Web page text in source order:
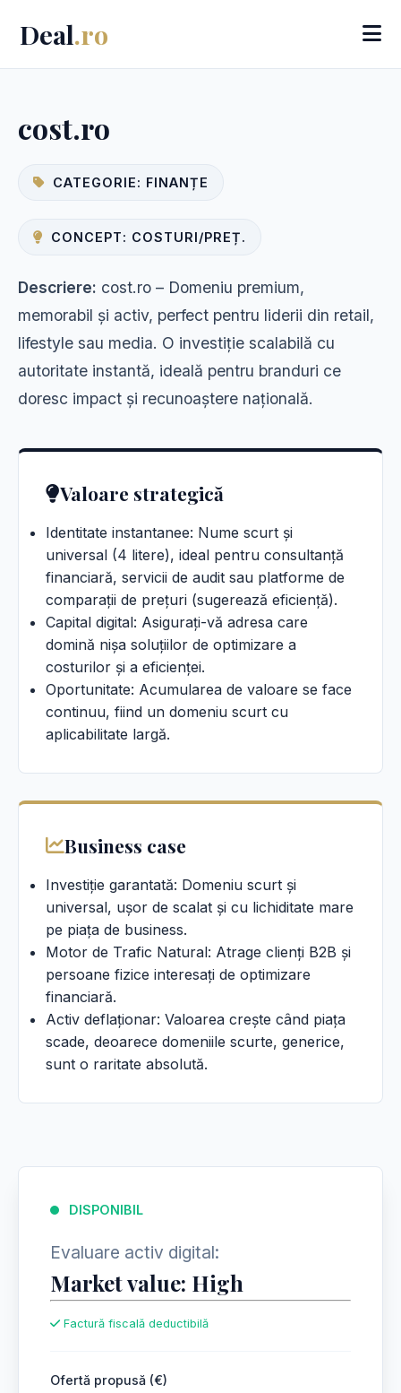
Deal.ro
cost.ro
CATEGORIE: FINANȚE
CONCEPT: COSTURI/PREȚ.
Descriere: cost.ro – Domeniu premium,
memorabil și activ, perfect pentru liderii din retail,
lifestyle sau media. O investiție scalabilă cu
autoritate instantă, ideală pentru branduri ce
doresc impact și recunoaștere națională.
Valoare strategică
Identitate instantanee: Nume scurt și
universal (4 litere), ideal pentru consultanță
financiară, servicii de audit sau platforme de
comparații de prețuri (sugerează eficiență).
Capital digital: Asigurați-vă adresa care
domină nișa soluțiilor de optimizare a
costurilor și a eficienței.
Oportunitate: Acumularea de valoare se face
continuu, fiind un domeniu scurt cu
aplicabilitate largă.
Business case
Investiție garantată: Domeniu scurt și
universal, ușor de scalat și cu lichiditate mare
pe piața de business.
Motor de Trafic Natural: Atrage clienți B2B și
persoane fizice interesați de optimizare
financiară.
Activ deflaționar: Valoarea crește când piața
scade, deoarece domeniile scurte, generice,
sunt o raritate absolută.
DISPONIBIL
Evaluare activ digital:
Market value: High
Factură fiscală deductibilă
Ofertă propusă (€)